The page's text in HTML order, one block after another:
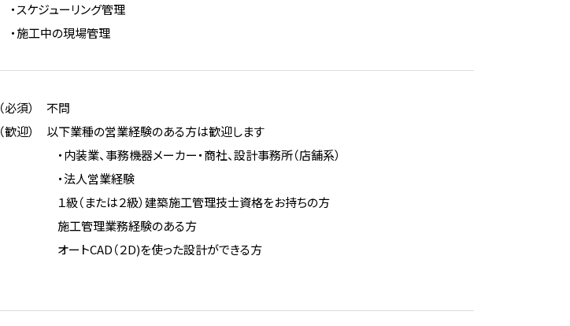
・スケジューリング管理
・施工中の現場管理
（必須） 不問
（歓迎） 以下業種の営業経験のある方は歓迎します
・内装業、事務機器メーカー・商社、設計事務所（店舗系）
・法人営業経験
１級（または２級）建築施工管理技士資格をお持ちの方
施工管理業務経験のある方
オートCAD（２D)を使った設計ができる方